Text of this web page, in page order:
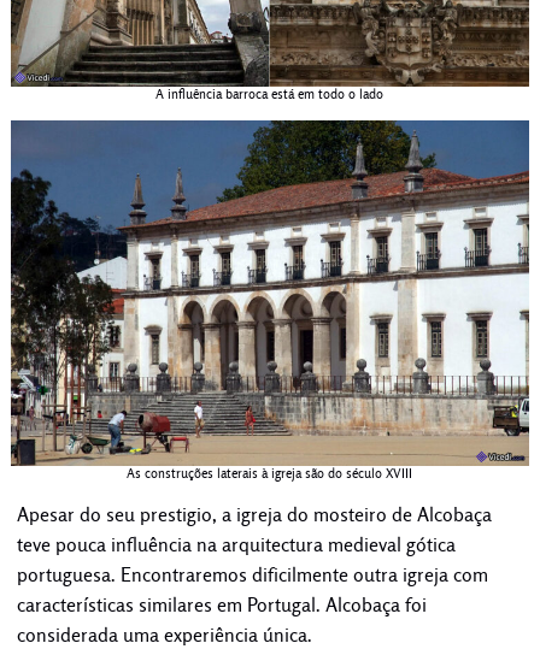
A influência barroca está em todo o lado
As construções laterais à igreja são do século XVIII
Apesar do seu prestigio, a igreja do mosteiro de Alcobaça
teve pouca influência na arquitectura medieval gótica
portuguesa. Encontraremos dificilmente outra igreja com
características similares em Portugal. Alcobaça foi
considerada uma experiência única.